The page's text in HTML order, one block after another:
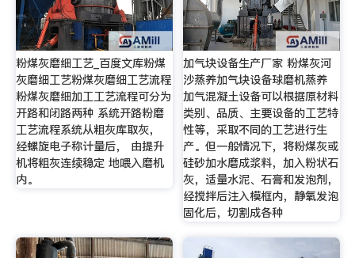
粉煤灰磨细工艺_百度文库粉煤
灰磨细工艺粉煤灰磨细工艺流程
粉煤灰磨细加工工艺流程可分为
开路和闭路两种 系统开路粉磨
工艺流程系统从粗灰库取灰，
经螺旋电子称计量后， 由提升
机将粗灰连续稳定 地喂入磨机
内。
加气块设备生产厂家 粉煤灰河
沙蒸养加气块设备球磨机蒸养
加气混凝土设备可以根据原材料
类别、品质、主要设备的工艺特
性等，采取不同的工艺进行生
产。但一般情况下，将粉煤灰或
硅砂加水磨成浆料，加入粉状石
灰，适量水泥、石膏和发泡剂，
经搅拌后注入模框内，静氧发泡
固化后，切割成各种